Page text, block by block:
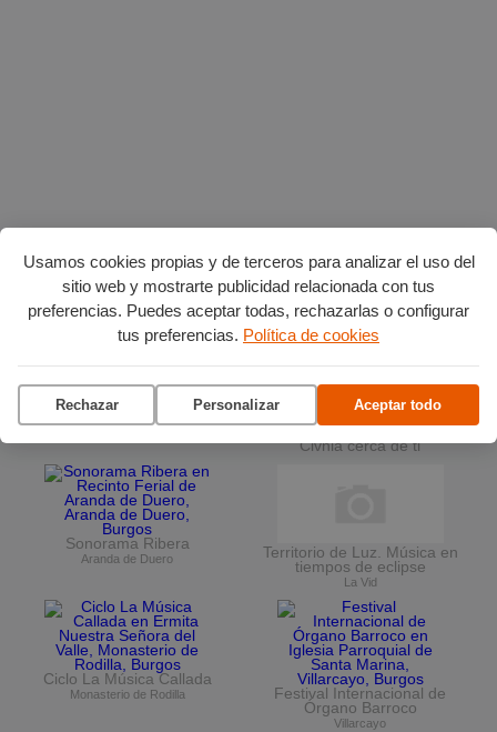
Usamos cookies propias y de terceros para analizar el uso del
sitio web y mostrarte publicidad relacionada con tus
preferencias. Puedes aceptar todas, rechazarlas o configurar
tus preferencias. Política de cookies
Rechazar Personalizar Aceptar todo
Planes en agostopor Burgos
Vuelta Ciclista a Burgos
Ciclo de conciertos en el
Museo del Retablo
Clvnia cerca de ti
Sonorama Ribera
Aranda de Duero
Territorio de Luz. Música en
tiempos de eclipse
La Vid
Ciclo La Música Callada
Monasterio de Rodilla
Festival Internacional de
Órgano Barroco
Villarcayo